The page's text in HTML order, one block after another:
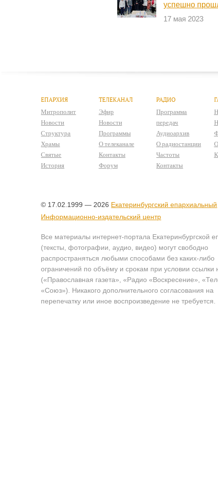
успешно
17 мая 2023
ЕПАРХИЯ
Митрополит
Новости
Структура
Храмы
Святые
История
ТЕЛЕКАНАЛ
Эфир
Новости
Программы
О телеканале
Контакты
Форум
РАДИО
Программа
передач
Аудиоархив
О радиостанции
Частоты
Контакты
© 17.02.1999 — 2026 Екатеринбургский епархиальный
Информационно-издательский центр
Все материалы интернет-портала Екатеринбургской
(тексты, фотографии, аудио, видео) могут свободно
распространяться любыми способами без каких-либо
ограничений по объёму и срокам при условии ссылки
(«Православная газета», «Радио «Воскресение»,
«Союз»). Никакого дополнительного согласования на
перепечатку или иное воспроизведение не требуется.